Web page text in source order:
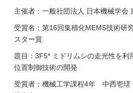
主催者：一般社団法人 日本機械学会
受賞名：第16回集積化MEMS技術研
スター賞
題目：3F5* ミドリムシの走光性を利
位置制御技術の開発
受賞者：機械工学課程4年 中西壱瑳